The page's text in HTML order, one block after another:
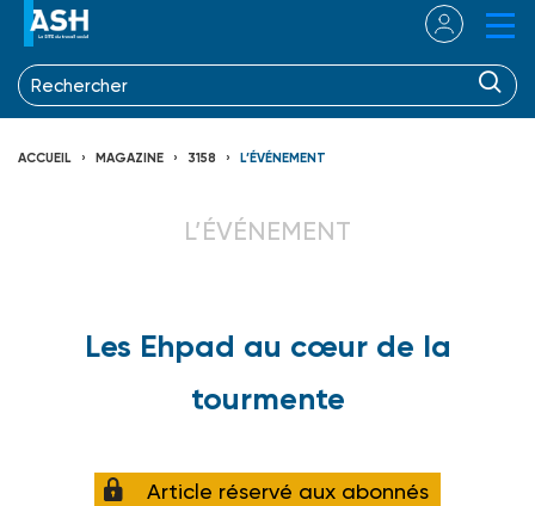
ACCUEIL MAGAZINE 3158 L’ÉVÉNEMENT
L’ÉVÉNEMENT
Les Ehpad au cœur de la
tourmente
Article réservé aux abonnés